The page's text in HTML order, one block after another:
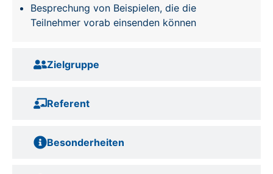
Zielgruppe
Referent
Besonderheiten
Besprechung von Beispielen, die die
Teilnehmer vorab einsenden können